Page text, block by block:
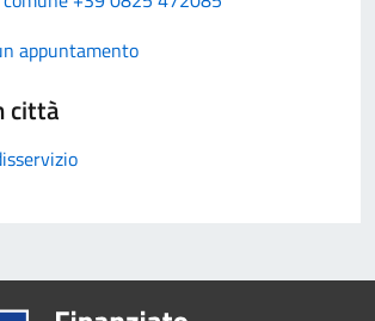
appuntamento
città